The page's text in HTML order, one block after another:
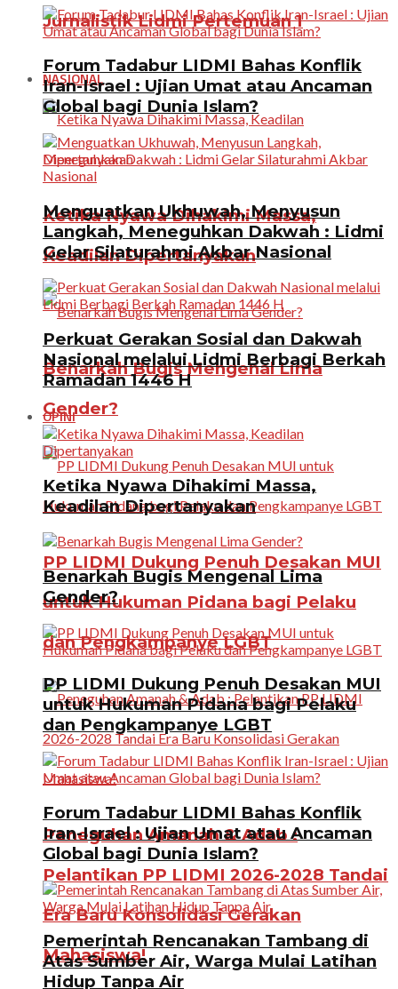
Jurnalistik Lidmi Pertemuan 1
NASIONAL
Ketika Nyawa Dihakimi Massa,
Keadilan Dipertanyakan
Benarkah Bugis Mengenal Lima
Gender?
PP LIDMI Dukung Penuh Desakan MUI
untuk Hukuman Pidana bagi Pelaku
dan Pengkampanye LGBT
Peneguhan Amanah & Adab :
Pelantikan PP LIDMI 2026-2028 Tandai
Era Baru Konsolidasi Gerakan
Mahasiswa!
Forum Tadabur LIDMI Bahas Konflik
Iran-Israel : Ujian Umat atau Ancaman
Global bagi Dunia Islam?
Menguatkan Ukhuwah, Menyusun
Langkah, Meneguhkan Dakwah : Lidmi
Gelar Silaturahmi Akbar Nasional
Perkuat Gerakan Sosial dan Dakwah
Nasional melalui Lidmi Berbagi Berkah
Ramadan 1446 H
OPINI
Ketika Nyawa Dihakimi Massa,
Keadilan Dipertanyakan
Benarkah Bugis Mengenal Lima
Gender?
PP LIDMI Dukung Penuh Desakan MUI
untuk Hukuman Pidana bagi Pelaku
dan Pengkampanye LGBT
Forum Tadabur LIDMI Bahas Konflik
Iran-Israel : Ujian Umat atau Ancaman
Global bagi Dunia Islam?
Pemerintah Rencanakan Tambang di
Atas Sumber Air, Warga Mulai Latihan
Hidup Tanpa Air